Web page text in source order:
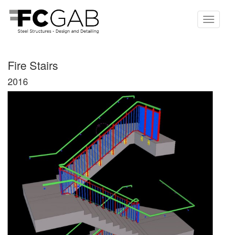
Fire Stairs
2016